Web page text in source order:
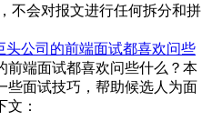
不会对报文进行任何拆分和拼
头公司的前端面试都喜欢问些
前端面试都喜欢问些什么？本
些面试技巧，帮助候选人为面
：